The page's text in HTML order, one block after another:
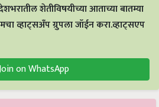
शेतीविषयीच्या आताच्या बातम्या
व्हाट्सअँप ग्रुपला जॉईन करा.व्हाट्सएप
on WhatsApp